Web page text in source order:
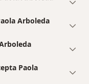
Arboleda
Paola